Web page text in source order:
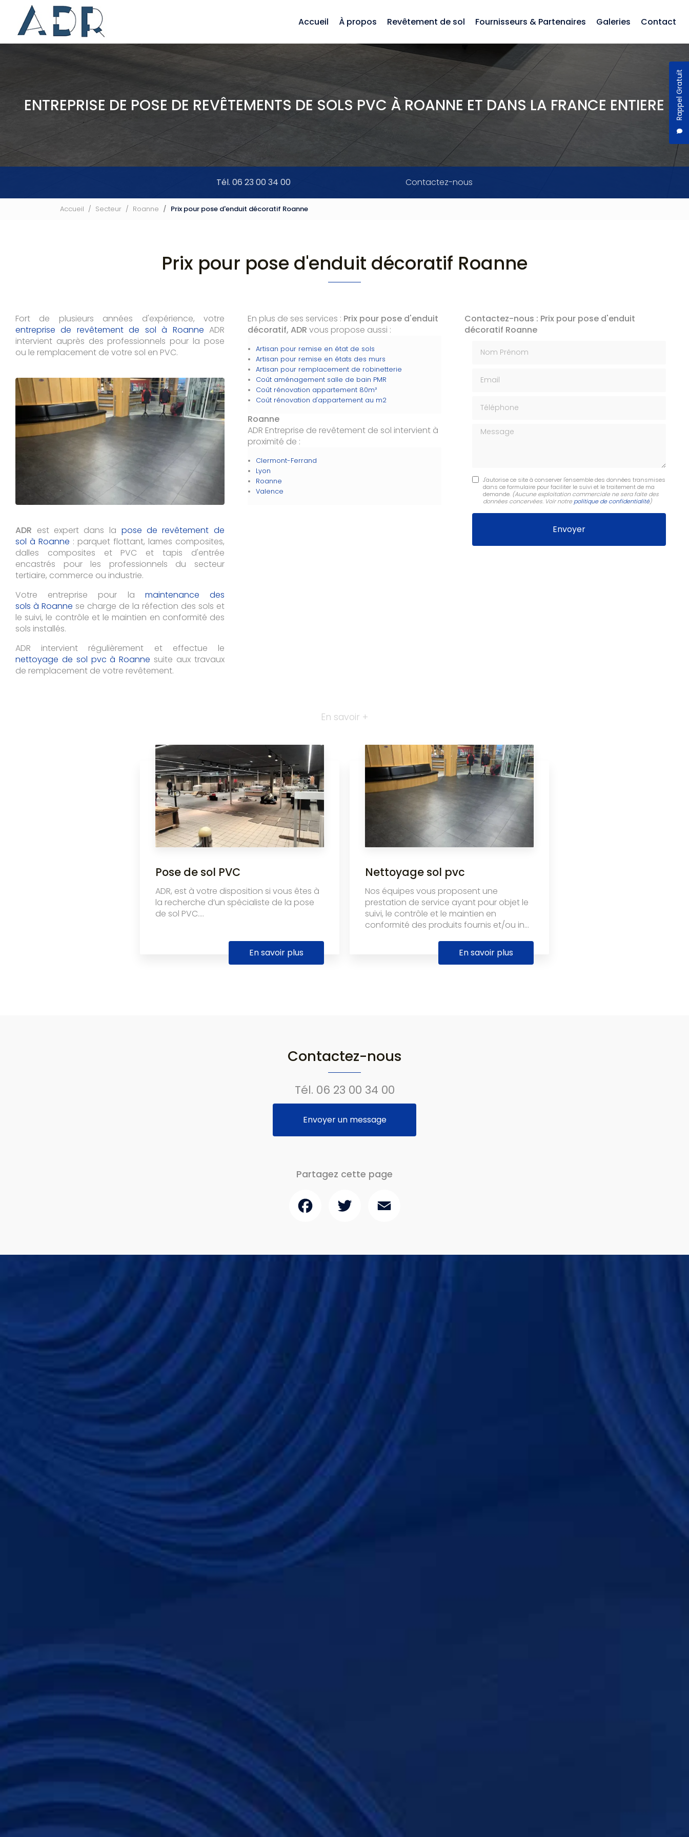
contenu
principal
Rappel Gratuit
Accueil
À propos Revêtement de sol Fournisseurs & Partenaires Galeries Contact
ENTREPRISE DE POSE DE REVÊTEMENTS DE SOLS PVC À ROANNE ET DANS LA FRANCE ENTIERE
Tél. 06 23 00 34 00 Contactez-nous
Accueil Secteur Roanne Prix pour pose d'enduit décoratif Roanne
Prix pour pose d'enduit décoratif Roanne
Fort de plusieurs années d'expérience, votre
entreprise de revêtement de sol à Roanne ADR
intervient auprès des professionnels pour la pose
ou le remplacement de votre sol en PVC.
ADR est expert dans la pose de revêtement de
sol à Roanne : parquet flottant, lames composites,
dalles composites et PVC et tapis d'entrée
encastrés pour les professionnels du secteur
tertiaire, commerce ou industrie.
Votre entreprise pour la maintenance des
sols à Roanne se charge de la réfection des sols et
le suivi, le contrôle et le maintien en conformité des
sols installés.
ADR intervient régulièrement et effectue le
nettoyage de sol pvc à Roanne suite aux travaux
de remplacement de votre revêtement.
En plus de ses services : Prix pour pose d'enduit
décoratif, ADR vous propose aussi :
Artisan pour remise en état de sols
Artisan pour remise en états des murs
Artisan pour remplacement de robinetterie
Coût aménagement salle de bain PMR
Coût rénovation appartement 80m²
Coût rénovation d'appartement au m2
Roanne
ADR Entreprise de revêtement de sol intervient à
proximité de :
Clermont-Ferrand
Lyon
Roanne
Valence
Contactez-nous : Prix pour pose d'enduit
décoratif Roanne
Message
J'autorise ce site à conserver l'ensemble des données transmises
dans ce formulaire pour faciliter le suivi et le traitement de ma
demande. (Aucune exploitation commerciale ne sera faite des
données concervées. Voir notre politique de confidentialité)
En savoir +
Pose de sol PVC
ADR, est à votre disposition si vous êtes à
la recherche d’un spécialiste de la pose
de sol PVC....
En savoir plus
Nettoyage sol pvc
Nos équipes vous proposent une
prestation de service ayant pour objet le
suivi, le contrôle et le maintien en
conformité des produits fournis et/ou in...
En savoir plus
Contactez-nous
Tél. 06 23 00 34 00
Envoyer un message
Partagez cette page